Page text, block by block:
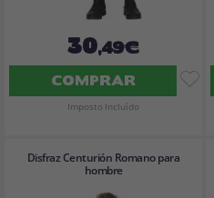
30,49€
COMPRAR
Imposto Incluído
Disfraz Centurión Romano para
hombre